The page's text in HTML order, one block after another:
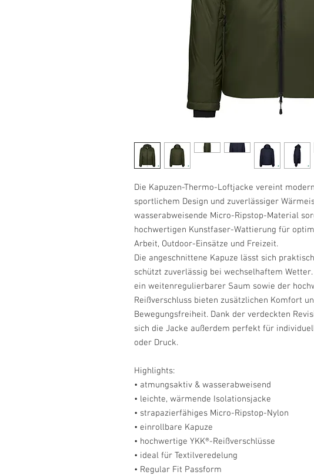
Die Kapuzen-Thermo-Loftjacke vereint
sportlichem Design und zuverlässiger
wasserabweisende Micro-Ripstop-Material
hochwertigen Kunstfaser-Wattierung für
Arbeit, Outdoor-Einsätze und Freizeit.
Die angeschnittene Kapuze lässt sich
schützt zuverlässig bei wechselhaftem
ein weitenregulierbarer Saum sowie der
Reißverschluss bieten zusätzlichen Komfort
Bewegungsfreiheit. Dank der verdeckten
sich die Jacke außerdem perfekt für
oder Druck.
Highlights:
• atmungsaktiv & wasserabweisend
• leichte, wärmende Isolationsjacke
• strapazierfähiges Micro-Ripstop-Nylon
• einrollbare Kapuze
• hochwertige YKK®-Reißverschlüsse
• ideal für Textilveredelung
• Regular Fit Passform